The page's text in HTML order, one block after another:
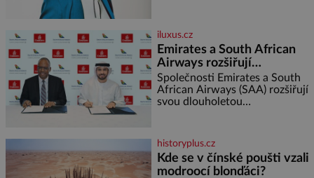
od sebe přítele od samého
začátku odhán
iluxus.cz
Emirates a South African
Airways rozšiřují
partnerství. Cestujícím
nově zpřístupní dalších
devět destinací v jižní a
Společnosti Emirates a South
African Airways (SAA) rozšiřují
svou dlouholetou
cestujícím devět dalších
destinací v jižní a střední Africe
a u
historyplus.cz
Kde se v čínské poušti vzali
modroocí blonďáci?